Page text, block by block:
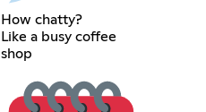
How chatty?
Like a busy coffee
shop